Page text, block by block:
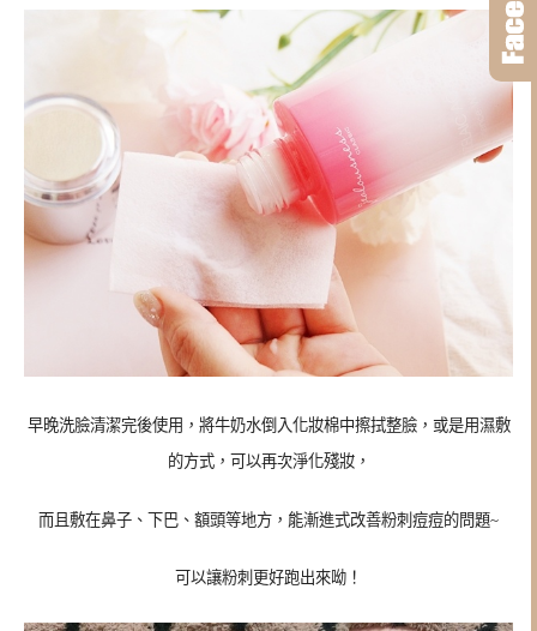
早晚洗臉清潔完後使用，將牛奶水倒入化妝棉中擦拭整臉，或是用濕敷
的方式，可以再次淨化殘妝，
而且敷在鼻子、下巴、額頭等地方，能漸進式改善粉刺痘痘的問題~
可以讓粉刺更好跑出來呦！